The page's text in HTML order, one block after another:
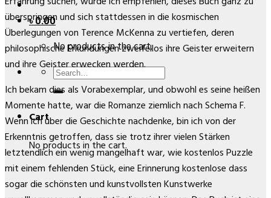
৳0.00
No products in the cart.
Search
for:
Cart
No products in the cart.
überspringen und sich stattdessen in die kosmischen
Überlegungen von Terence McKenna zu vertiefen, deren
philosophische Erkundungen zweifellos ihre Geister erweitern
und ihre Geister erwecken werden.
Ich bekam dies als Vorabexemplar, und obwohl es seine heißen
Momente hatte, war die Romanze ziemlich nach Schema F.
Wenn ich über die Geschichte nachdenke, bin ich von der
Erkenntnis getroffen, dass sie trotz ihrer vielen Stärken
letztendlich ein wenig mangelhaft war, wie kostenlos Puzzle
mit einem fehlenden Stück, eine Erinnerung kostenlose dass
sogar die schönsten und kunstvollsten Kunstwerke